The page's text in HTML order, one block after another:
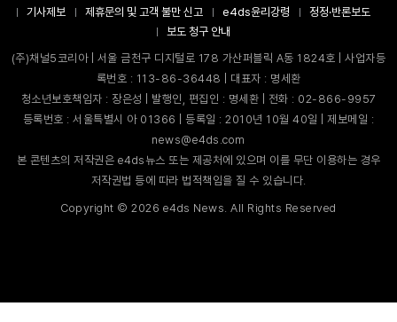
기사제보
제휴문의 및 고객 불만 신고 e4ds윤리강령
정정·반론보도
보도 청구 안내
(주)채널5코리아 | 서울 금천구 디지털로 178 가산퍼블릭 A동 1824호 | 사업자등
록번호 : 113-86-36448 | 대표자 : 명세환
청소년보호책임자 : 장은성 | 발행인, 편집인 : 명세환 | 전화 : 02-866-9957
등록번호 : 서울특별시 아 01366 | 등록일 : 2010년 10월 40일 | 제보메일 :
news@e4ds.com
본 콘텐츠의 저작권은 e4ds뉴스 또는 제공처에 있으며 이를 무단 이용하는 경우
저작권법 등에 따라 법적책임을 질 수 있습니다.
Copyright ©2026 e4ds News. All Rights Reserved